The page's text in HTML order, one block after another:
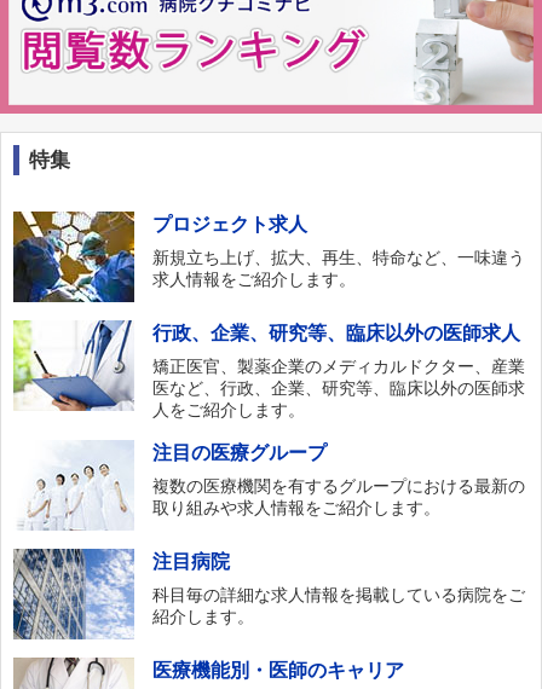
特集
プロジェクト求人
新規立ち上げ、拡大、再生、特命など、一味違う
求人情報をご紹介します。
行政、企業、研究等、臨床以外の医師求人
矯正医官、製薬企業のメディカルドクター、産業
医など、行政、企業、研究等、臨床以外の医師求
人をご紹介します。
注目の医療グループ
複数の医療機関を有するグループにおける最新の
取り組みや求人情報をご紹介します。
注目病院
科目毎の詳細な求人情報を掲載している病院をご
紹介します。
医療機能別・医師のキャリア